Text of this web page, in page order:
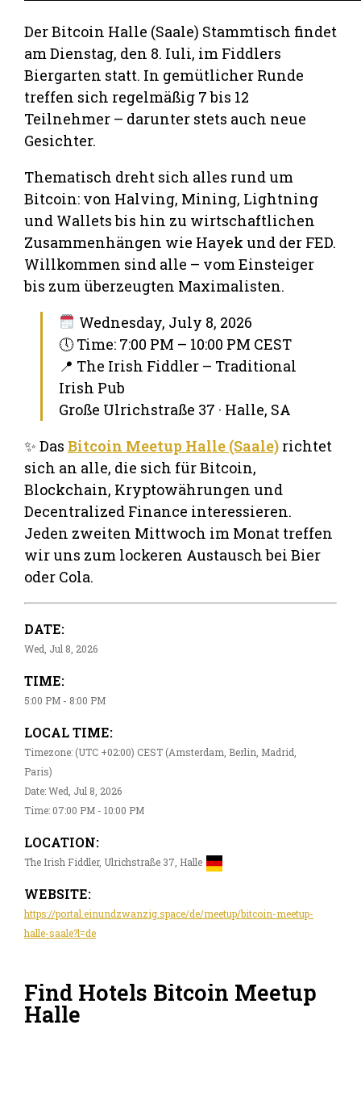
Der Bitcoin Halle (Saale) Stammtisch findet
am Dienstag, den 8. Iuli, im Fiddlers
Biergarten statt. In gemütlicher Runde
treffen sich regelmäßig 7 bis 12
Teilnehmer – darunter stets auch neue
Gesichter.
Thematisch dreht sich alles rund um
Bitcoin: von Halving, Mining, Lightning
und Wallets bis hin zu wirtschaftlichen
Zusammenhängen wie Hayek und der FED.
Willkommen sind alle – vom Einsteiger
bis zum überzeugten Maximalisten.
Wednesday, July 8, 2026
🕔 Time: 7:00 PM – 10:00 PM CEST
📍 The Irish Fiddler – Traditional
Irish Pub
Große Ulrichstraße 37 · Halle, SA
✨ Das Bitcoin Meetup Halle (Saale) richtet
sich an alle, die sich für Bitcoin,
Blockchain, Kryptowährungen und
Decentralized Finance interessieren.
Jeden zweiten Mittwoch im Monat treffen
wir uns zum lockeren Austausch bei Bier
oder Cola.
DATE:
Wed, Jul 8, 2026
TIME:
5:00 PM - 8:00 PM
LOCAL TIME:
Timezone: (UTC +02:00) CEST (Amsterdam, Berlin, Madrid,
Paris)
Date: Wed, Jul 8, 2026
Time: 07:00 PM - 10:00 PM
LOCATION:
The Irish Fiddler, Ulrichstraße 37, Halle
WEBSITE:
https://portal.einundzwanzig.space/de/meetup/bitcoin-meetup-
halle-saale?l=de
Find Hotels Bitcoin Meetup
Halle